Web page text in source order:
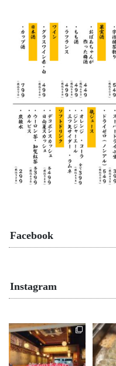
Facebook
Instagram
こんにちは♪餃子のあか
りです🥟
昨日も沢山のご来店あ
りがとうございました
こん
本日